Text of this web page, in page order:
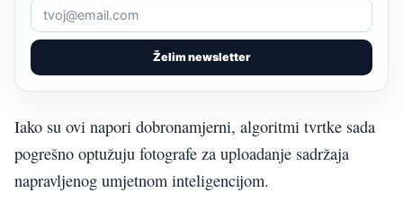
Želim newsletter
Iako su ovi napori dobronamjerni, algoritmi tvrtke sada
pogrešno optužuju fotografe za uploadanje sadržaja
napravljenog umjetnom inteligencijom.